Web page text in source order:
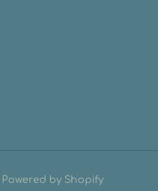
Powered by Shopify